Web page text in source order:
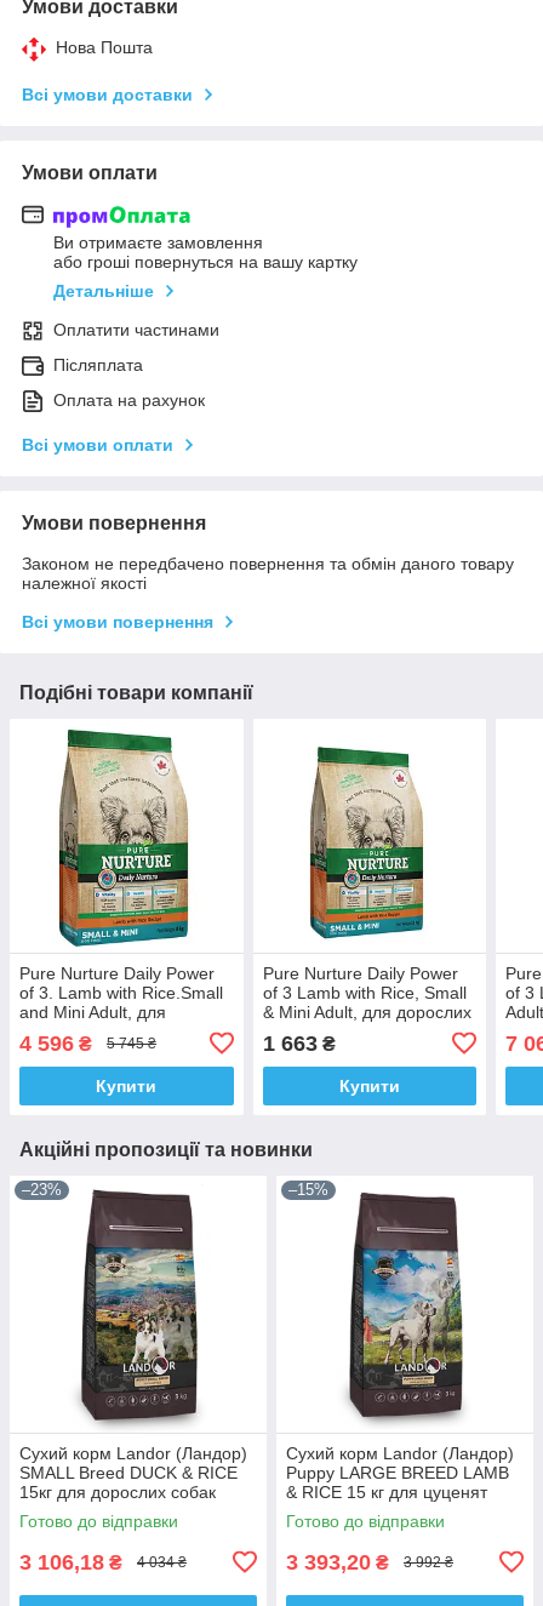
Умови доставки
Нова Пошта
Всі умови доставки
Умови оплати
Ви отримаєте замовлення
або гроші повернуться на вашу картку
Детальніше
Оплатити частинами
Післяплата
Оплата на рахунок
Всі умови оплати
Умови повернення
Законом не передбачено повернення та обмін даного товару
належної якості
Всі умови повернення
Подібні товари компанії
Pure Nurture Daily Power
of 3. Lamb with Rice.Small
and Mini Adult, для
дорослих собак малих та
дрібних порід з ягням та
рисом, 8
4 596 ₴ 5 745 ₴
Купити
Pure Nurture Daily Power
of 3 Lamb with Rice, Small
& Mini Adult, для дорослих
порід з ягням та рисом, 2
кг
1 663₴
Купити
of 3
з
7
Акційні пропозиції та новинки
–23%
Сухий корм Landor (Ландор)
SMALL Breed DUCK & RICE
15кг для дорослих собак
дрібних порід з качкою
Готово до відправки
3 106,18 ₴ 4 034 ₴
–15%
Сухий корм Landor (Ландор)
Рuppy LARGE BREED LAMB
& RICE 15 кг для цуценят
великих порід з ягням та
рисом
Готово до відправки
3 393,20 ₴ 3 992 ₴